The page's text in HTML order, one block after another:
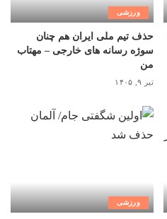
ورزشی
حذف تیم ملی ایران هم چنان
سوژه رسانه های خارجی – مهتاب
من
تیر ۹, ۱۴۰۵
ورزشی